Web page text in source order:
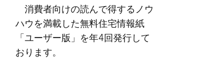
消費者向けの読んで得するノウ
ハウを満載した無料住宅情報紙
「ユーザー版」を年4回発行して
おります。